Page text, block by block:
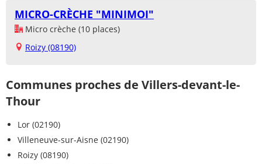
MICRO-CRÈCHE "MINIMOI"
Micro crèche (10 places)
Roizy (08190)
Communes proches de Villers-devant-le-
Thour
Lor (02190)
Villeneuve-sur-Aisne (02190)
Roizy (08190)